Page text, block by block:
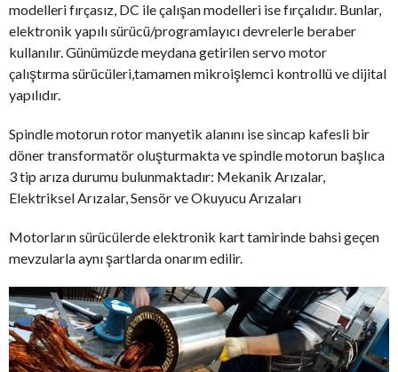
modelleri fırçasız, DC ile çalışan modelleri ise fırçalıdır. Bunlar,
elektronik yapılı sürücü/programlayıcı devrelerle beraber
kullanılır. Günümüzde meydana getirilen servo motor
çalıştırma sürücüleri,tamamen mikroişlemci kontrollü ve dijital
yapılıdır.
Spindle motorun rotor manyetik alanını ise sincap kafesli bir
döner transformatör oluşturmakta ve spindle motorun başlıca
3 tip arıza durumu bulunmaktadır: Mekanik Arızalar,
Elektriksel Arızalar, Sensör ve Okuyucu Arızaları
Motorların sürücülerde elektronik kart tamirinde bahsi geçen
mevzularla aynı şartlarda onarım edilir.